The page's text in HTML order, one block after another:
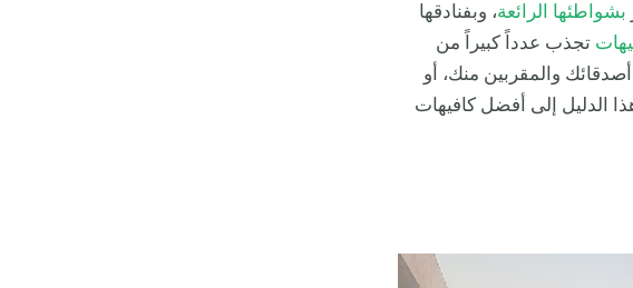
بشواطئها الرائعة، وبفنادقها
تجذب عدداً كبيراً من
والمقربين منك، أو
الدليل إلى أفضل كافيهات